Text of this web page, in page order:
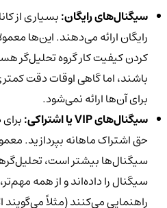
سیگنال‌های رایگان:بسیاری از
رایگان ارائه می‌دهند. این‌ها
کردن کیفیت کار گروه تحلیل‌گر
باشند، اما گاهی اوقات دقت
برای آن‌ها ارائه نمی‌شود.
سیگنال‌های VIP یا اشتراکی:
برای
سیگنال‌ها بیشتر است،
سیگنال را داده‌اند و از همه
راهنمایی می‌کنند (مثلاً